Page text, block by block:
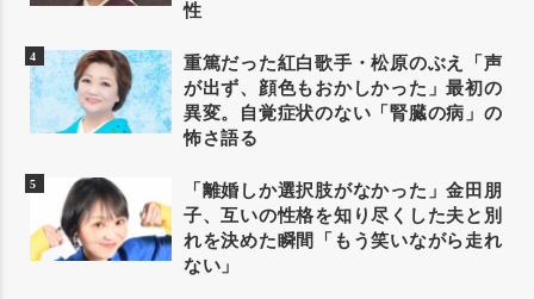
性
重篤だった紅白歌手・松原のぶえ「声
が出ず、顔色もおかしかった」最初の
異変。自覚症状のない「腎臓の病」の
怖さ語る
「離婚しか選択肢がなかった」金田朋
子、互いの性格を知り尽くした夫と別
れを決めた瞬間「もう笑いながら走れ
ない」